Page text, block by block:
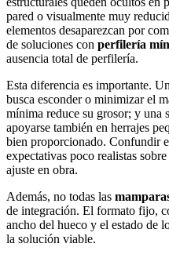
pared o visualmente muy
elementos desaparezcan por
de soluciones con perfilería
ausencia total de perfilería.
Esta diferencia es importante.
busca esconder o minimizar el
mínima reduce su grosor; y una
apoyarse también en herrajes
bien proporcionado. Confundir
expectativas poco realistas
ajuste en obra.
Además, no todas las
de integración. El formato fijo,
ancho del hueco y el estado de
la solución viable.